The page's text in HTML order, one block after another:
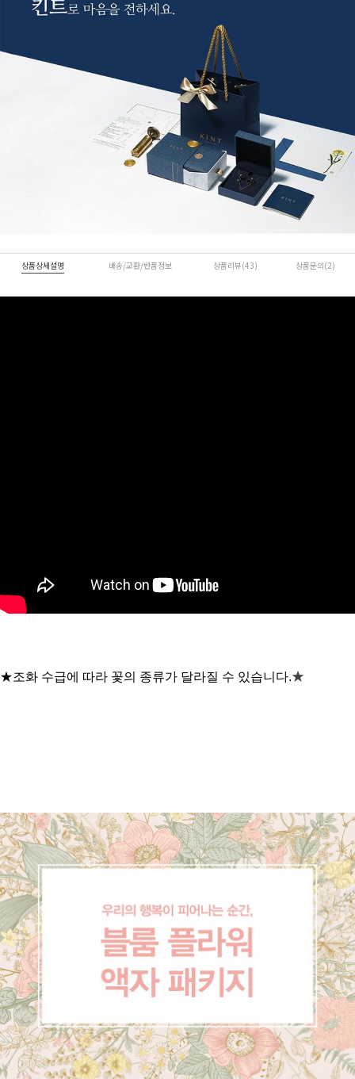
상품상세설명 배송/교환/반품정보 상품리뷰(43) 상품문의(2)
★조화 수급에 따라 꽃의 종류가 달라질 수 있습니다.★